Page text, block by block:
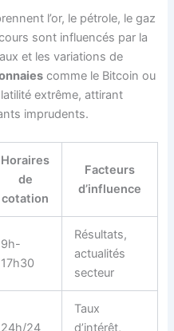
l’or, le pétrole, le gaz
sont influencés par la
et les variations de
comme le Bitcoin ou
extrême, attirant
imprudents.
Horaires
de
cotation
Facteurs
d’influence
9h-
17h30
Résultats,
actualités
secteur
Taux